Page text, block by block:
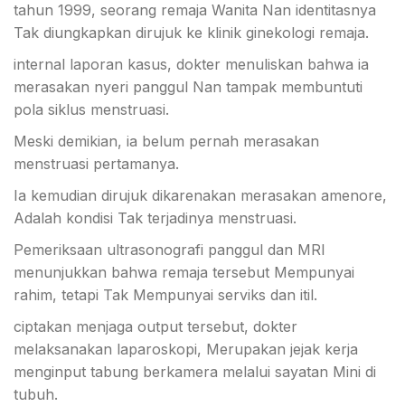
tahun 1999, seorang remaja Wanita Nan identitasnya
Tak diungkapkan dirujuk ke klinik ginekologi remaja.
internal laporan kasus, dokter menuliskan bahwa ia
merasakan nyeri panggul Nan tampak membuntuti
pola siklus menstruasi.
Meski demikian, ia belum pernah merasakan
menstruasi pertamanya.
Ia kemudian dirujuk dikarenakan merasakan amenore,
Adalah kondisi Tak terjadinya menstruasi.
Pemeriksaan ultrasonografi panggul dan MRI
menunjukkan bahwa remaja tersebut Mempunyai
rahim, tetapi Tak Mempunyai serviks dan itil.
ciptakan menjaga output tersebut, dokter
melaksanakan laparoskopi, Merupakan jejak kerja
menginput tabung berkamera melalui sayatan Mini di
tubuh.